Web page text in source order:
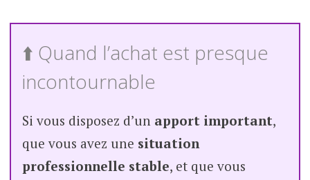
⬆️ Quand l’achat est presque
incontournable
Si vous disposez d’un apport important,
que vous avez une situation
professionnelle stable, et que vous